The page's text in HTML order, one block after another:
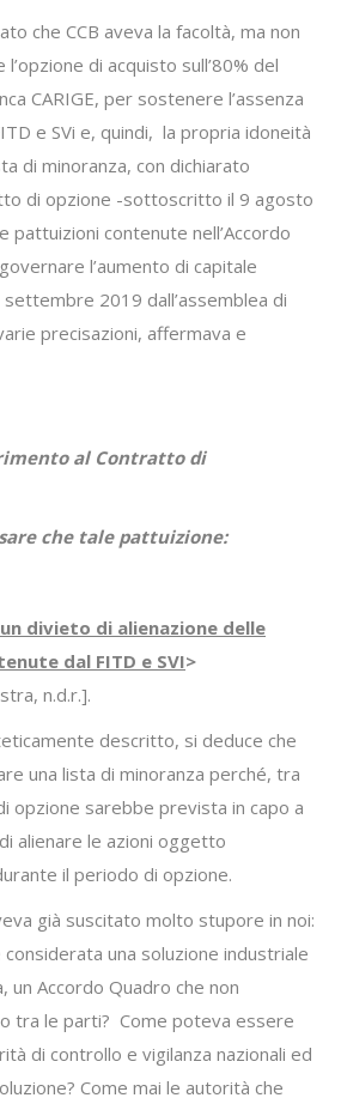
che CCB aveva la facoltà, ma non
di acquisto sull’80% del
CARIGE, per sostenere l’assenza
e SVi e, quindi, la propria idoneità
di minoranza, con dichiarato
di opzione -sottoscritto il 9 agosto
pattuizioni contenute nell’Accordo
l’aumento di capitale
2019 dall’assemblea di
precisazioni, affermava e
al Contratto di
che tale pattuizione:
divieto di alienazione delle
dal FITD e SVI>
n.d.r.].
descritto, si deduce che
una lista di minoranza perché, tra
opzione sarebbe prevista in capo a
alienare le azioni oggetto
il periodo di opzione.
già suscitato molto stupore in noi:
una soluzione industriale
un Accordo Quadro che non
tra le parti? Come poteva essere
di controllo e vigilanza nazionali ed
Come mai le autorità che